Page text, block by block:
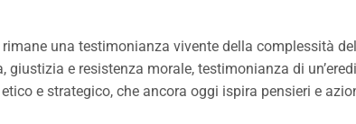
una testimonianza vivente della complessità
e resistenza morale, testimonianza di
e strategico, che ancora oggi ispira pensieri e